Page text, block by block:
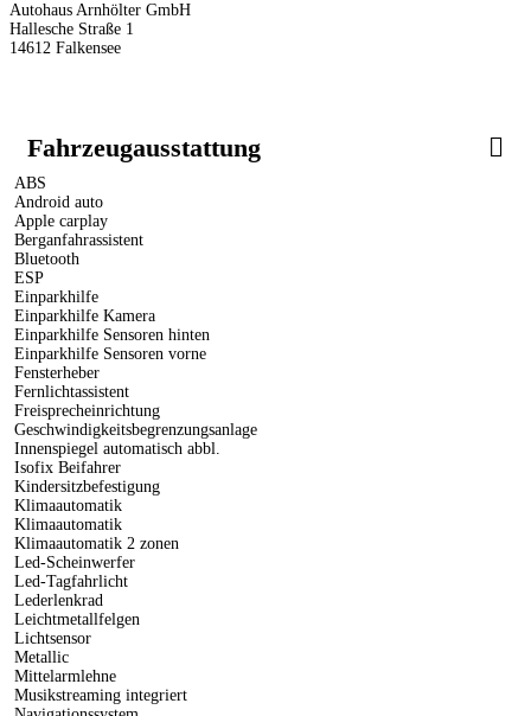
Autohaus Arnhölter GmbH
Hallesche Straße 1
14612 Falkensee
Fahrzeugausstattung
ABS
Android auto
Apple carplay
Berganfahrassistent
Bluetooth
ESP
Einparkhilfe
Einparkhilfe Kamera
Einparkhilfe Sensoren hinten
Einparkhilfe Sensoren vorne
Fensterheber
Fernlichtassistent
Freisprecheinrichtung
Geschwindigkeitsbegrenzungsanlage
Innenspiegel automatisch abbl.
Isofix Beifahrer
Kindersitzbefestigung
Klimaautomatik
Klimaautomatik
Klimaautomatik 2 zonen
Led-Scheinwerfer
Led-Tagfahrlicht
Lederlenkrad
Leichtmetallfelgen
Lichtsensor
Metallic
Mittelarmlehne
Musikstreaming integriert